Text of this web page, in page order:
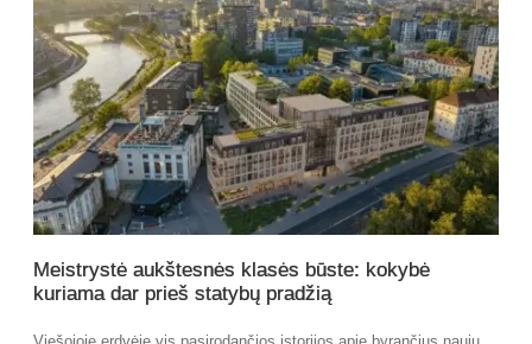
Meistrystė aukštesnės klasės būste: kokybė
kuriama dar prieš statybų pradžią